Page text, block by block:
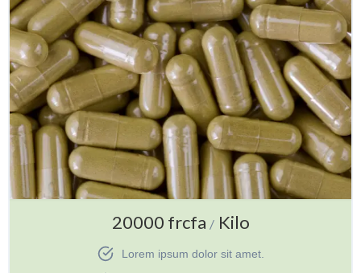
20000 frcfa / Kilo
Lorem ipsum dolor sit amet.